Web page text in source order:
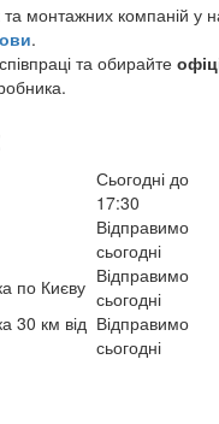
монтажних компаній у
.
та обирайте
Сьогодні до
17:30
Відправимо
сьогодні
по Києву Відправимо
сьогодні
30 км від Відправимо
сьогодні